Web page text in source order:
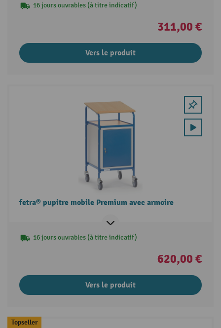
16 jours ouvrables (à titre indicatif)
311,00 €
Vers le produit
fetra® pupitre mobile Premium avec armoire
16 jours ouvrables (à titre indicatif)
620,00 €
Vers le produit
Topseller